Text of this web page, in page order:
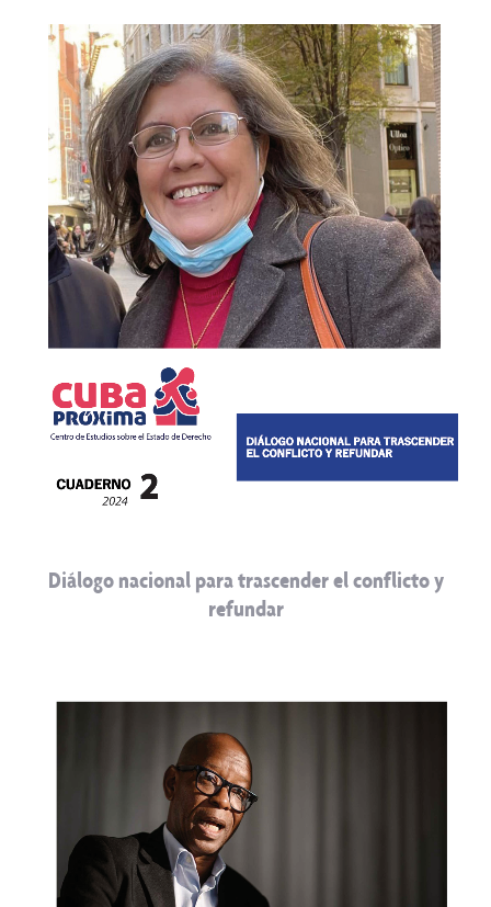
Diálogo nacional para trascender el conflicto y
refundar